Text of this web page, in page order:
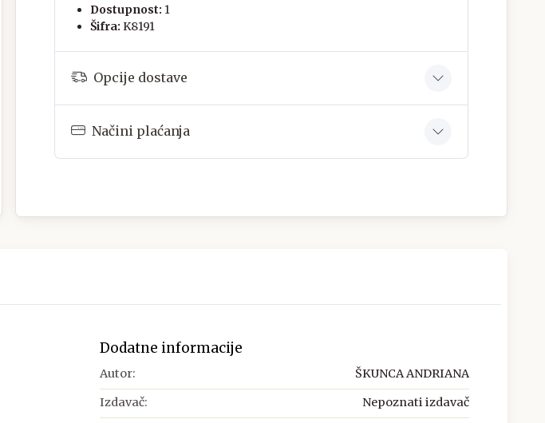
Dostupnost: 1
Šifra: K8191
Opcije dostave
Načini plaćanja
Dodatne informacije
Autor: ŠKUNCA ANDRIANA
Izdavač: Nepoznati izdavač